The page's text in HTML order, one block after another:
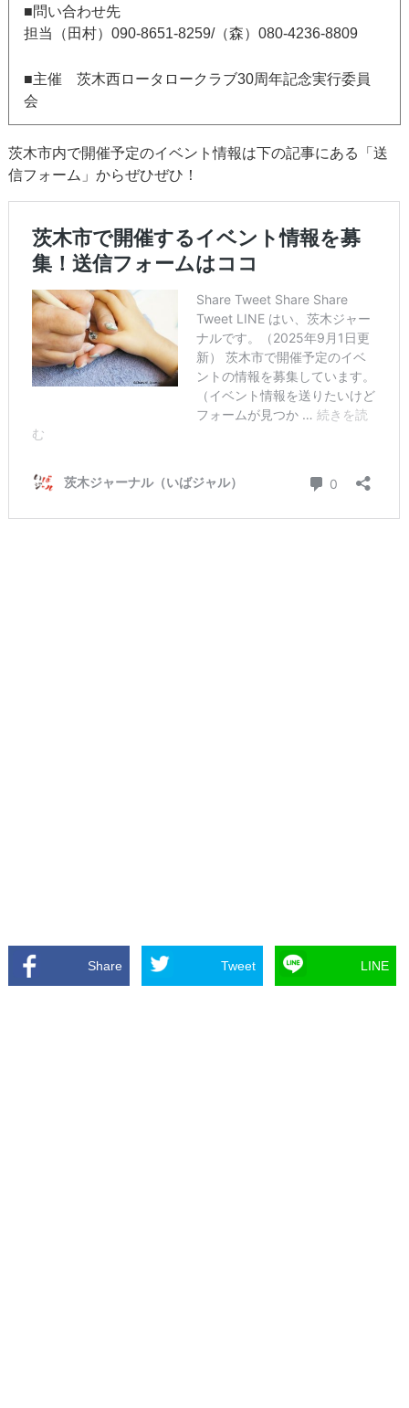
■問い合わせ先
担当（田村）090-8651-8259/（森）080-4236-8809
■主催 茨木西ロータロークラブ30周年記念実行委員
会
茨木市内で開催予定のイベント情報は下の記事にある「送
信フォーム」からぜひぜひ！
Share Tweet LINE